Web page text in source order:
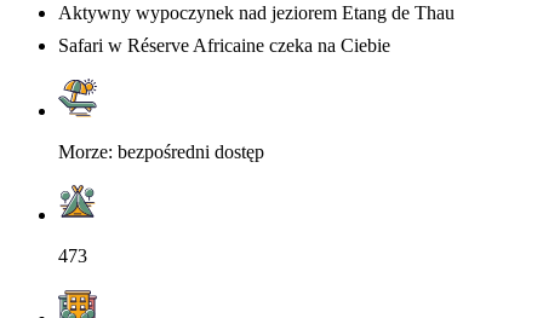
Aktywny wypoczynek nad jeziorem Etang de Thau
Safari w Réserve Africaine czeka na Ciebie
Morze: bezpośredni dostęp
473